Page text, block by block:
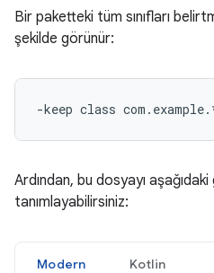
Bir paketteki tüm sınıfları
şekilde görünür:
Ardından, bu dosyayı
tanımlayabilirsiniz:
Modern Kotlin